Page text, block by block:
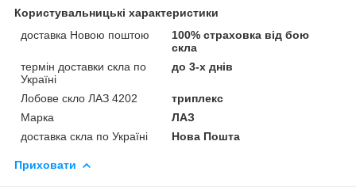
Користувальницькі характеристики
доставка Новою поштою
100% страховка від бою
скла
термін доставки скла по
Україні
до 3-х днів
Лобове скло ЛАЗ 4202
триплекс
Марка
ЛАЗ
доставка скла по Україні
Нова Пошта
Приховати